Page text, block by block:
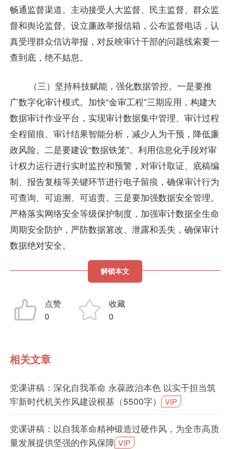
畅通监督渠道。主动接受人大监督、民主监督、群众监
督和舆论监督。设立廉政举报信箱，公布监督电话，认
真受理群众信访举报，对反映审计干部的问题线索要一
查到底，绝不姑息。
（三）坚持科技赋能，强化数据管控。一是要推
广数字化审计模式。加快“金审工程”三期应用，构建大
数据审计作业平台，实现审计数据集中管理、审计过程
全程留痕、审计结果智能分析，减少人为干预，降低廉
政风险。二是要建设“数据铁笼”。利用信息化手段对审
计权力运行进行实时监控和预警，对审计取证、底稿编
制、报告复核等关键环节进行电子留痕，确保审计行为
可查询、可追溯、可追责。三是要加强数据安全管理。
严格落实网络安全等级保护制度，加强审计数据全生命
周期安全防护，严防数据篡改、泄露和丢失，确保审计
数据绝对安全。
解锁本文
点赞
0
收藏
0
相关文章
党课讲稿：深化自我革命 永葆政治本色 以实干担当筑
牢新时代机关作风建设根基（5500字）
VIP
党课讲稿：以自我革命精神锻造过硬作风，为全市高质
量发展提供坚强的作风保障 VIP